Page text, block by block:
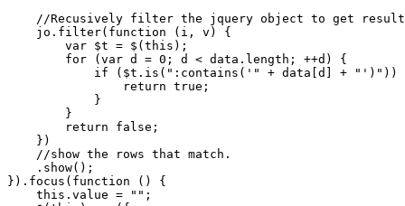
//Recusively filter the jquery object to get
    jo.filter(function (i, v) {
        var $t = $(this);
        for (var d = 0; d < data.length; ++d) {
if ($t.is(":contains('" + data[d] + "')"))
                return true;
            }
        }
        return false;
    })
    //show the rows that match.
    .show();
}).focus(function () {
    this.value = "";